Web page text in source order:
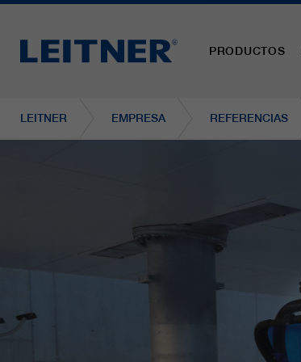
PRODUCTOS
LEITNER EMPRESA REFERENCIAS